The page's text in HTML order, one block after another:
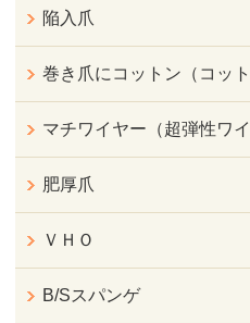
陥入爪
巻き爪にコットン（コッ
マチワイヤー（超弾性ワイ
肥厚爪
ＶＨＯ
B/Sスパンゲ